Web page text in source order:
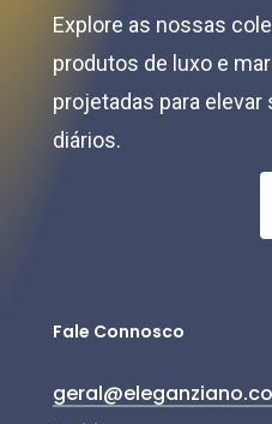
Explore as nossas
produtos de luxo e
projetadas para
diários.
Fale Connosco